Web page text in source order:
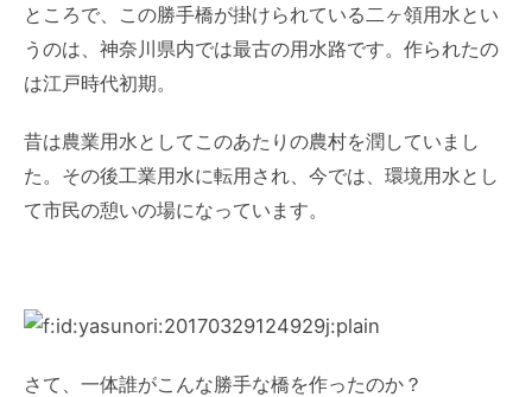
ところで、この勝手橋が掛けられている二ヶ領用水とい
うのは、神奈川県内では最古の用水路です。作られたの
は江戸時代初期。
昔は農業用水としてこのあたりの農村を潤していまし
た。その後工業用水に転用され、今では、環境用水とし
て市民の憩いの場になっています。
さて、一体誰がこんな勝手な橋を作ったのか？